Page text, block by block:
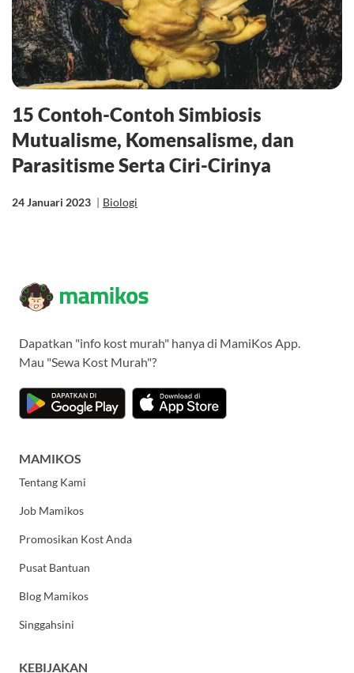
15 Contoh-Contoh Simbiosis
Mutualisme, Komensalisme, dan
Parasitisme Serta Ciri-Cirinya
24 Januari 2023 | Biologi
Dapatkan "info kost murah" hanya di MamiKos App.
Mau "Sewa Kost Murah"?
MAMIKOS
Tentang Kami
Job Mamikos
Promosikan Kost Anda
Pusat Bantuan
Blog Mamikos
Singgahsini
KEBIJAKAN